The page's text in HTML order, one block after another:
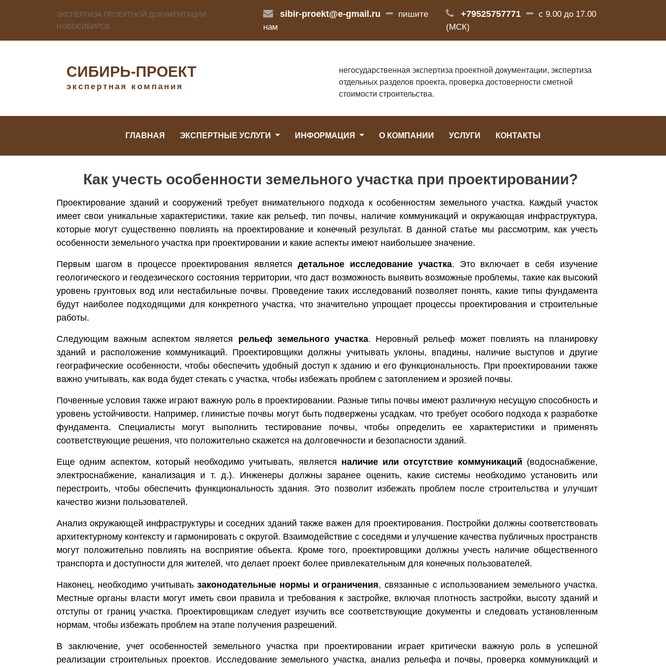
ЭКСПЕРТИЗА ПРОЕКТНОЙ ДОКУМЕНТАЦИИ
НОВОСИБИРСК
sibir-proekt@e-gmail.ru
пишите
нам
+79525757771
с 9.00 до 17.00
(МСК)
СИБИРЬ-ПРОЕКТ
экспертная компания
негосударственная экспертиза проектной документации, экспертиза
отдельных разделов проекта, проверка достоверности сметной
стоимости строительства.
ГЛАВНАЯ ЭКСПЕРТНЫЕ УСЛУГИ ИНФОРМАЦИЯ О КОМПАНИИ УСЛУГИ КОНТАКТЫ
Как учесть особенности земельного участка при проектировании?
Проектирование зданий и сооружений требует внимательного подхода к особенностям земельного участка. Каждый участок
имеет свои уникальные характеристики, такие как рельеф, тип почвы, наличие коммуникаций и окружающая инфраструктура,
которые могут существенно повлиять на проектирование и конечный результат. В данной статье мы рассмотрим, как учесть
особенности земельного участка при проектировании и какие аспекты имеют наибольшее значение.
Первым шагом в процессе проектирования являетсядетальное исследование участка. Это включает в себя изучение
геологического и геодезического состояния территории, что даст возможность выявить возможные проблемы, такие как высокий
уровень грунтовых вод или нестабильные почвы. Проведение таких исследований позволяет понять, какие типы фундамента
будут наиболее подходящими для конкретного участка, что значительно упрощает процессы проектирования и строительные
работы.
Следующим важным аспектом является рельеф земельного участка. Неровный рельеф может повлиять на планировку
зданий и расположение коммуникаций. Проектировщики должны учитывать уклоны, впадины, наличие выступов и другие
географические особенности, чтобы обеспечить удобный доступ к зданию и его функциональность. При проектировании также
важно учитывать, как вода будет стекать с участка, чтобы избежать проблем с затоплением и эрозией почвы.
Почвенные условия также играют важную роль в проектировании. Разные типы почвы имеют различную несущую способность и
уровень устойчивости. Например, глинистые почвы могут быть подвержены усадкам, что требует особого подхода к разработке
фундамента. Специалисты могут выполнить тестирование почвы, чтобы определить ее характеристики и применять
соответствующие решения, что положительно скажется на долговечности и безопасности зданий.
Еще одним аспектом, который необходимо учитывать, является наличие или отсутствие коммуникаций (водоснабжение,
электроснабжение, канализация и т. д.). Инженеры должны заранее оценить, какие системы необходимо установить или
перестроить, чтобы обеспечить функциональность здания. Это позволит избежать проблем после строительства и улучшит
качество жизни пользователей.
Анализ окружающей инфраструктуры и соседних зданий также важен для проектирования. Постройки должны соответствовать
архитектурному контексту и гармонировать с округой. Взаимодействие с соседями и улучшение качества публичных пространств
могут положительно повлиять на восприятие объекта. Кроме того, проектировщики должны учесть наличие общественного
транспорта и доступности для жителей, что делает проект более привлекательным для конечных пользователей.
Наконец, необходимо учитывать законодательные нормы и ограничения, связанные с использованием земельного участка.
Местные органы власти могут иметь свои правила и требования к застройке, включая плотность застройки, высоту зданий и
отступы от границ участка. Проектировщикам следует изучить все соответствующие документы и следовать установленным
нормам, чтобы избежать проблем на этапе получения разрешений.
В заключение, учет особенностей земельного участка при проектировании играет критически важную роль в успешной
реализации строительных проектов. Исследование земельного участка, анализ рельефа и почвы, проверка коммуникаций и